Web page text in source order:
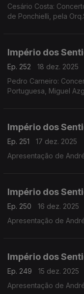
Cesário Costa:
de Ponchielli, pela
Império dos
Ep. 252
18 dez. 2025
Pedro Carneiro:
Portuguesa, Miguel Azguime: Concerto de Natal, Orquestra
Império dos
Ep. 251
17 dez. 2025
Apresentação de
Império dos
Ep. 250
16 dez. 2025
Apresentação de
Império dos
Ep. 249
15 dez. 2025
Apresentação de